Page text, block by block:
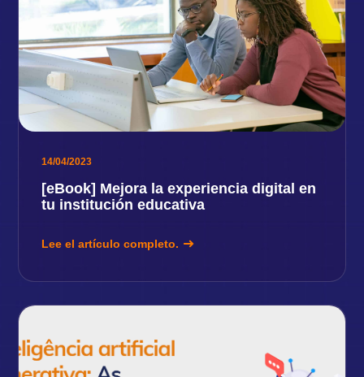
14/04/2023
[eBook] Mejora la experiencia digital en
tu institución educativa
Lee el artículo completo.